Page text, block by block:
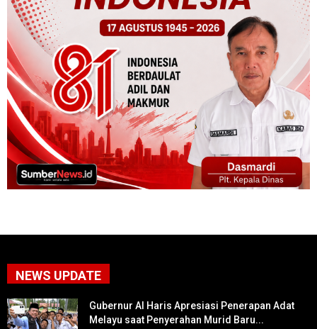
NEWS UPDATE
Gubernur Al Haris Apresiasi Penerapan Adat
Melayu saat Penyerahan Murid Baru...